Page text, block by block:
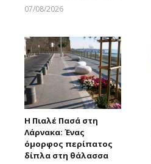
07/08/2026
Η Πιαλέ Πασά στη
Λάρνακα: Ένας
όμορφος περίπατος
δίπλα στη θάλασσα